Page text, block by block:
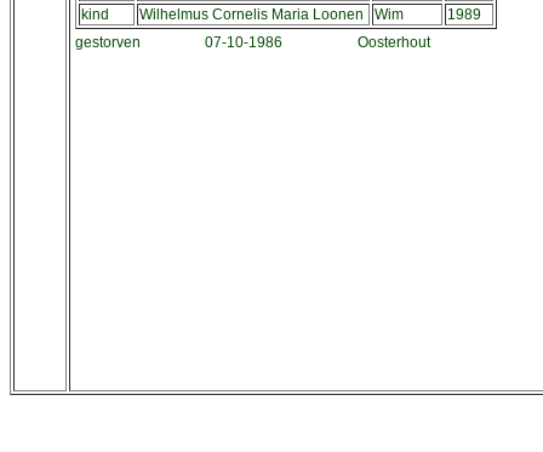
kind
Wilhelmus Cornelis Maria Loonen Wim
1989
gestorven
07-10-1986 Oosterhout